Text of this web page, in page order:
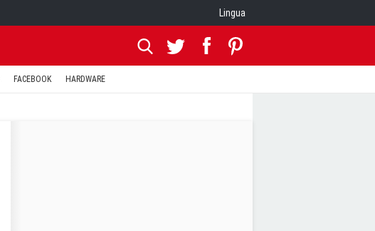
Lingua
FACEBOOK HARDWARE